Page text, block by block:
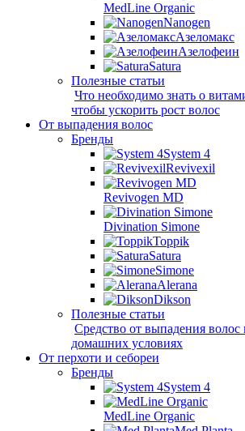
MedLine Organic
Nanogen
Азеломакс
Азелофеин
Satura
Полезные статьи
Что необходимо знать о
чтобы ускорить рост волос
От выпадения волос
Бренды
System 4
Revivexil
Revivogen MD
Divination Simone
Toppik
Satura
Simone
Alerana
Dikson
Полезные статьи
Средство от выпадения волос
домашних условиях
От перхоти и себореи
Бренды
System 4
MedLine Organic